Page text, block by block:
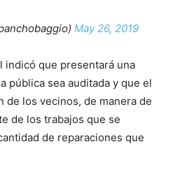
May 26, 2019
indicó que presentará una
pública sea auditada y que el
de los vecinos, de manera de
de los trabajos que se
de reparaciones que